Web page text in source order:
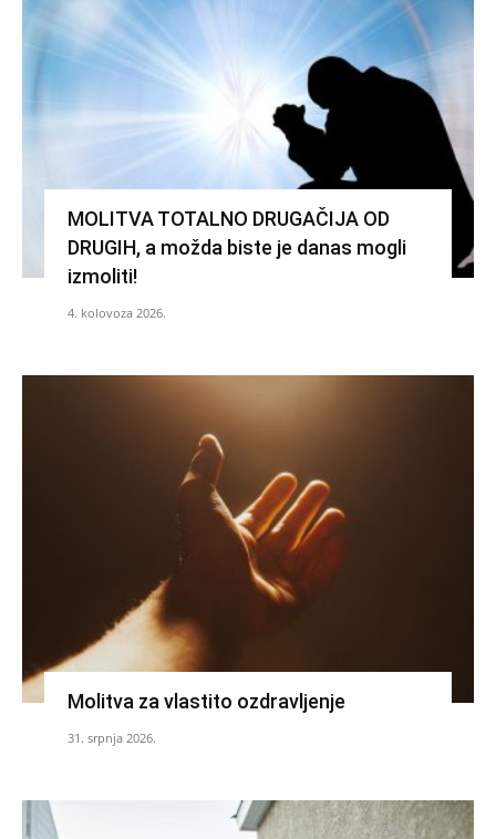
MOLITVA TOTALNO DRUGAČIJA OD
DRUGIH, a možda biste je danas mogli
izmoliti!
4. kolovoza 2026.
Molitva za vlastito ozdravljenje
31. srpnja 2026.